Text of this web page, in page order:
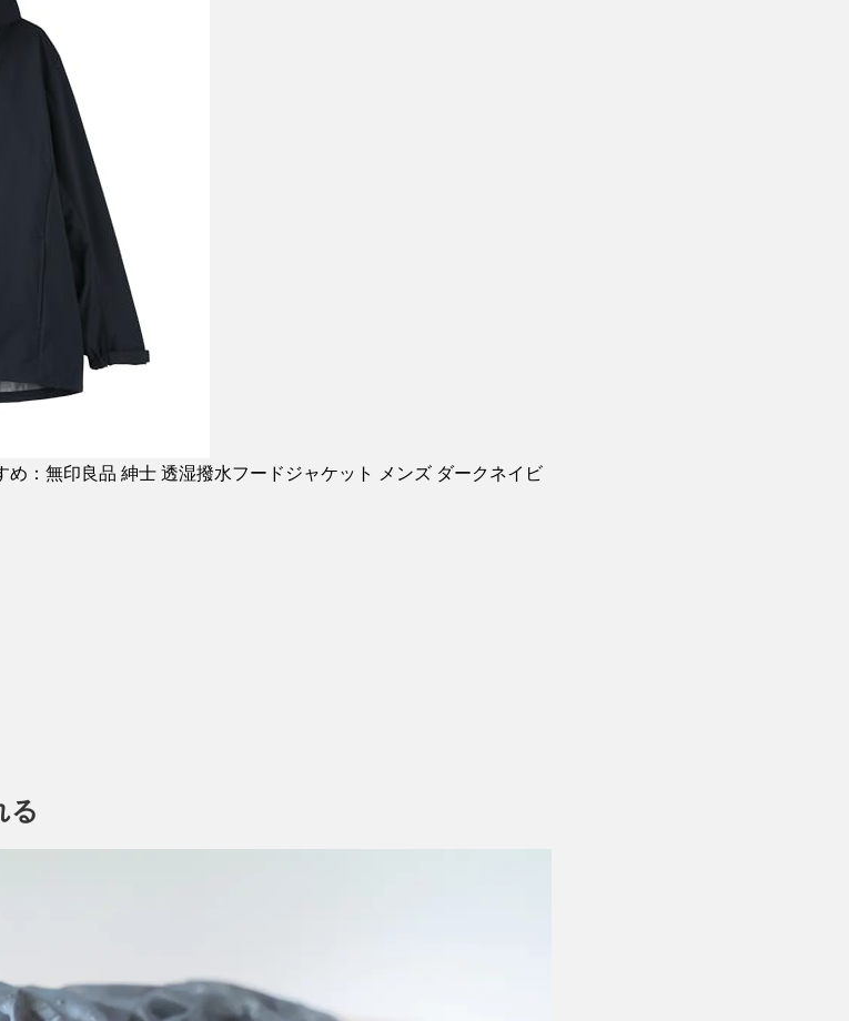
：無印良品 紳士 透湿撥水フードジャケット メンズ ダークネイビ
る